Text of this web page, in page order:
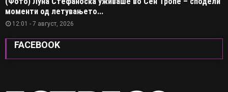
моменти од летувањето...
12:01 - 7 август, 2026
FACEBOOK